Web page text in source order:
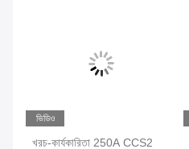
ভিডিও
খরচ-কার্যকারিতা 250A CCS2